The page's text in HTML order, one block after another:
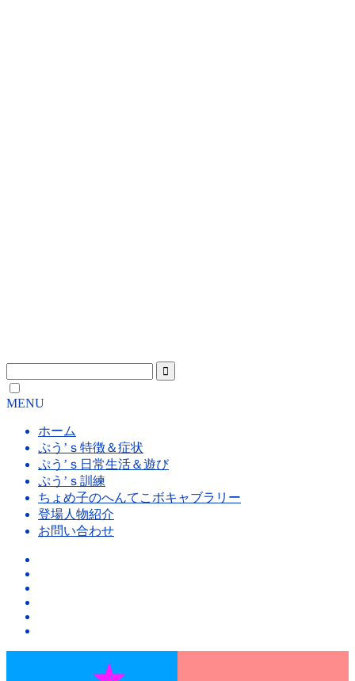
MENU
ホーム
ぷう’ｓ特徴＆症状
ぷう’ｓ日常生活＆遊び
ぷう’ｓ訓練
ちょめ子のへんてこボキャブラリー
登場人物紹介
お問い合わせ